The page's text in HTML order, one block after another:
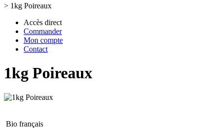
> 1kg Poireaux
Accès direct
Commander
Mon compte
Contact
1kg Poireaux
Bio français